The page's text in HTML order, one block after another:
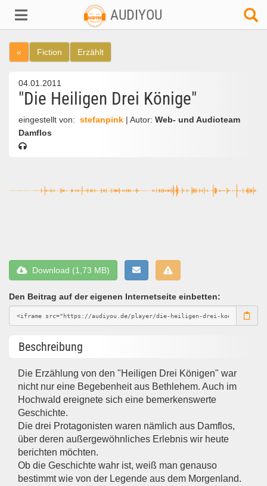
AUDIYOU
« Fiction Erzählt
04.01.2011
"Die Heiligen Drei Könige"
eingestellt von: stefanpink | Autor: Web- und Audioteam
Damflos
Download (1,73 MB)
Den Beitrag auf der eigenen Internetseite einbetten:
Beschreibung
Die Erzählung von den "Heiligen Drei Königen" war
nicht nur eine Begebenheit aus Bethlehem. Auch im
Hochwald ereignete sich eine bemerkenswerte
Geschichte.
Die drei Protagonisten waren nämlich aus Damflos,
über deren außergewöhnliches Erlebnis wir heute
berichten möchten.
Ob die Geschichte wahr ist, weiß man genauso
bestimmt wie von der Legende aus dem Morgenland.